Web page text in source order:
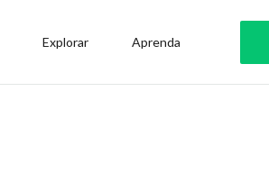
Explorar Aprenda